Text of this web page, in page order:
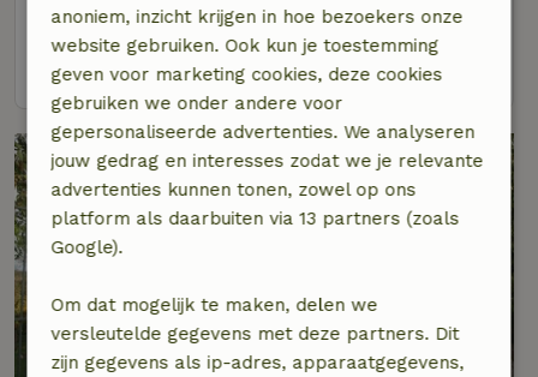
2 personen1 slaapkamer
bekijk
9,3/10
anoniem, inzicht krijgen in hoe bezoekers onze
website gebruiken. Ook kun je toestemming
geven voor marketing cookies, deze cookies
gebruiken we onder andere voor
gepersonaliseerde advertenties. We analyseren
jouw gedrag en interesses zodat we je relevante
advertenties kunnen tonen, zowel op ons
platform als daarbuiten via 13 partners (zoals
Google).
Om dat mogelijk te maken, delen we
versleutelde gegevens met deze partners. Dit
zijn gegevens als ip-adres, apparaatgegevens,